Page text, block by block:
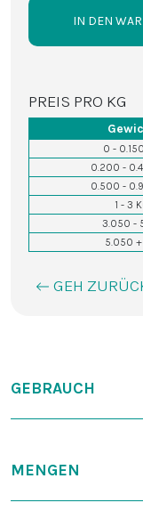
IN DEN
PREIS PRO KG
0 -
0.200 -
0.500 -
1 - 3
3.050 -
5.050 +
GEH
GEBRAUCH
MENGEN